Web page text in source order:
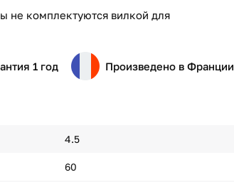
не комплектуются вилкой для
1 год Произведено в Франции
4.5
60